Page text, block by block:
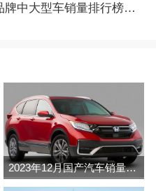
大型车销量排行榜完整版名单
2023年12月国产汽车销量排行榜完整版名单(零售量